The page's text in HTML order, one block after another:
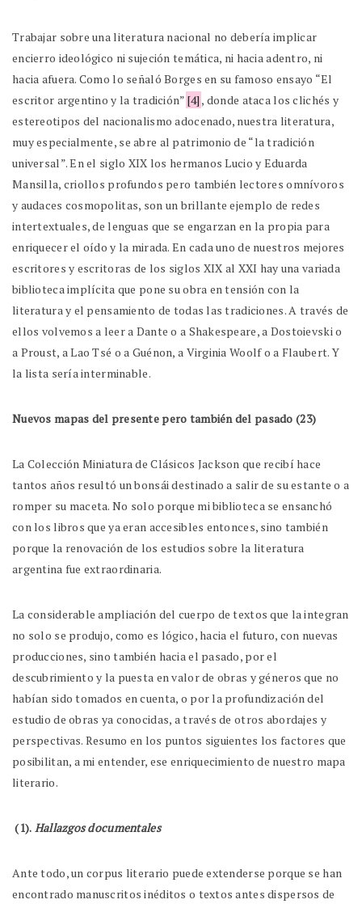
Trabajar sobre una literatura nacional no debería implicar
encierro ideológico ni sujeción temática, ni hacia adentro, ni
hacia afuera. Como lo señaló Borges en su famoso ensayo “El
escritor argentino y la tradición” [4] , donde ataca los clichés y
estereotipos del nacionalismo adocenado, nuestra literatura,
muy especialmente, se abre al patrimonio de “la tradición
universal”. En el siglo XIX los hermanos Lucio y Eduarda
Mansilla, criollos profundos pero también lectores omnívoros
y audaces cosmopolitas, son un brillante ejemplo de redes
intertextuales, de lenguas que se engarzan en la propia para
enriquecer el oído y la mirada. En cada uno de nuestros mejores
escritores y escritoras de los siglos XIX al XXI hay una variada
biblioteca implícita que pone su obra en tensión con la
literatura y el pensamiento de todas las tradiciones. A través de
ellos volvemos a leer a Dante o a Shakespeare, a Dostoievski o
a Proust, a Lao Tsé o a Guénon, a Virginia Woolf o a Flaubert. Y
la lista sería interminable.
Nuevos mapas del presente pero también del pasado (23)
La Colección Miniatura de Clásicos Jackson que recibí hace
tantos años resultó un bonsái destinado a salir de su estante o a
romper su maceta. No solo porque mi biblioteca se ensanchó
con los libros que ya eran accesibles entonces, sino también
porque la renovación de los estudios sobre la literatura
argentina fue extraordinaria.
La considerable ampliación del cuerpo de textos que la integran
no solo se produjo, como es lógico, hacia el futuro, con nuevas
producciones, sino también hacia el pasado, por el
descubrimiento y la puesta en valor de obras y géneros que no
habían sido tomados en cuenta, o por la profundización del
estudio de obras ya conocidas, a través de otros abordajes y
perspectivas. Resumo en los puntos siguientes los factores que
posibilitan, a mi entender, ese enriquecimiento de nuestro mapa
literario.
(1). Hallazgos documentales
Ante todo, un corpus literario puede extenderse porque se han
encontrado manuscritos inéditos o textos antes dispersos de